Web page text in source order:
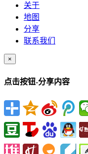
关于
地图
分享
联系我们
×
点击按钮-分享内容